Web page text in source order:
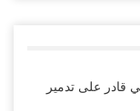
قادر على تدمير